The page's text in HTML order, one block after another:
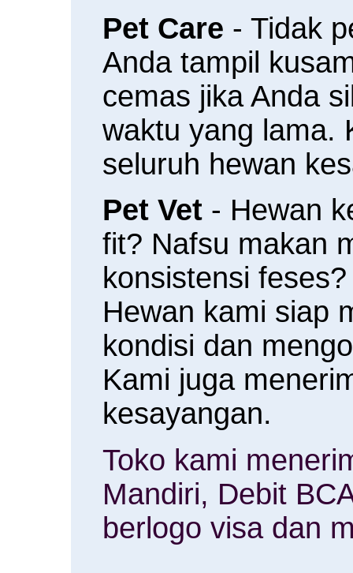
Pet Care - Tidak
Anda tampil
cemas jika Anda
waktu yang lama.
seluruh hewan
Pet Vet - Hewan
fit? Nafsu makan
konsistensi
Hewan kami siap
kondisi dan
Kami juga
kesayangan.
Toko kami
Mandiri, Debit
berlogo visa dan